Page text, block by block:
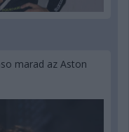
marad az Aston